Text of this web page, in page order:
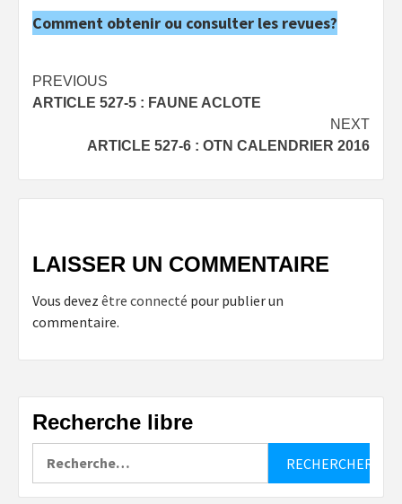
Comment obtenir ou consulter les revues?
Post
navigation
PREVIOUS
ARTICLE 527-5 : FAUNE ACLOTE
NEXT
ARTICLE 527-6 : OTN CALENDRIER 2016
LAISSER UN COMMENTAIRE
Vous devez être connecté pour publier un
commentaire.
Recherche libre